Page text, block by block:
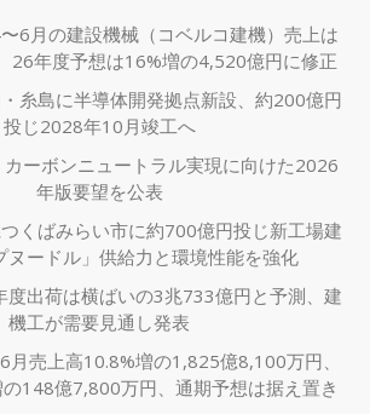
6月の建設機械（コベルコ建機）売上は
26年度予想は16%増の4,520億円に修正
糸島に半導体開発拠点新設、約200億円
投じ2028年10月竣工へ
ーボンニュートラル実現に向けた2026
年版要望を公表
くばみらい市に約700億円投じ新工場建
ヌードル」供給力と環境性能を強化
出荷は横ばいの3兆733億円と予測、建
機工が需要見通し発表
月売上高10.8%増の1,825億8,100万円、
148億7,800万円、通期予想は据え置き